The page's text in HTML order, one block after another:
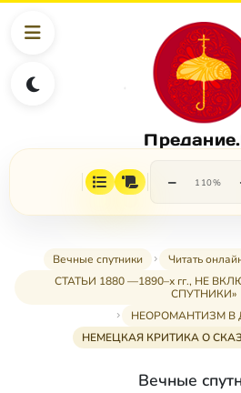
− 110%
Вечные спутники Читать
СТАТЬИ 1880 —1890–х гг., НЕ
СПУТНИКИ»
НЕОРОМАНТИЗМ В
НЕМЕЦКАЯ КРИТИКА О
Вечные